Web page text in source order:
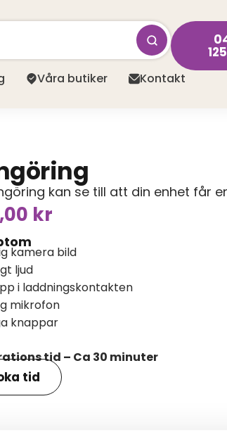
Våra butiker Kontakt
kan se till att din enhet får
kr
kamera bild
ljud
i laddningskontakten
mikrofon
knappar
tid – Ca 30 minuter
tid